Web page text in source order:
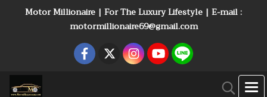
Motor Millionaire | For The Luxury Lifestyle | E-mail :
motormillionaire69@gmail.com